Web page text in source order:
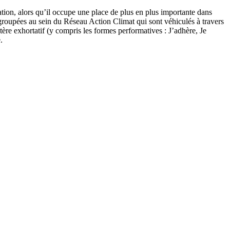
alors qu’il occupe une place de plus en plus importante dans
au sein du Réseau Action Climat qui sont véhiculés à travers
exhortatif (y compris les formes performatives : J’adhère, Je